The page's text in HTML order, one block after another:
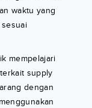
waktu yang
mempelajari
supply
dengan